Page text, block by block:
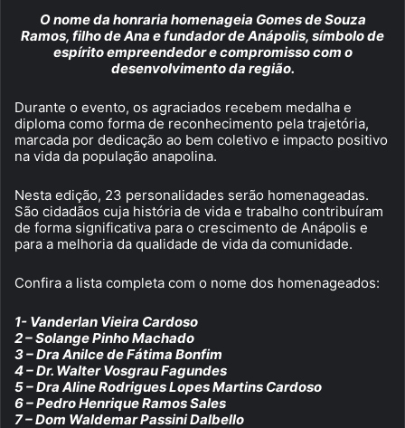
O nome da honraria homenageia Gomes de Souza
Ramos, filho de Ana e fundador de Anápolis, símbolo de
espírito empreendedor e compromisso com o
desenvolvimento da região.
Durante o evento, os agraciados recebem medalha e
diploma como forma de reconhecimento pela trajetória,
marcada por dedicação ao bem coletivo e impacto positivo
na vida da população anapolina.
Nesta edição, 23 personalidades serão homenageadas.
São cidadãos cuja história de vida e trabalho contribuíram
de forma significativa para o crescimento de Anápolis e
para a melhoria da qualidade de vida da comunidade.
Confira a lista completa com o nome dos homenageados:
1- Vanderlan Vieira Cardoso
2 – Solange Pinho Machado
3 – Dra Anilce de Fátima Bonfim
4 – Dr. Walter Vosgrau Fagundes
5 – Dra Aline Rodrigues Lopes Martins Cardoso
6 – Pedro Henrique Ramos Sales
7 – Dom Waldemar Passini Dalbello